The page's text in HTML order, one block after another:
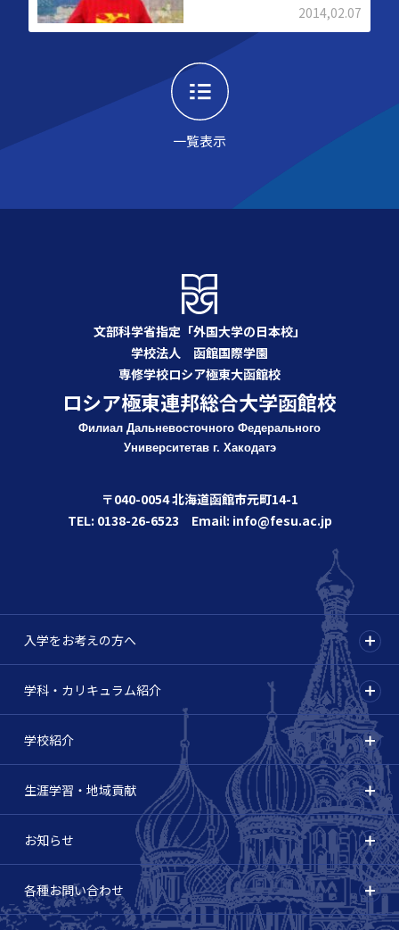
一覧表示
2014,02.07
文部科学省指定「外国大学の日本校」
学校法人 函館国際学園
専修学校ロシア極東大函館校
ロシア極東連邦総合大学函館校
Филиал Дальневосточного Федерального
Университетав г. Хакодатэ
〒040-0054 北海道函館市元町14-1
TEL: 0138-26-6523 Email: info@fesu.ac.jp
入学をお考えの方へ
学科・カリキュラム紹介
学校紹介
生涯学習・地域貢献
お知らせ
各種お問い合わせ